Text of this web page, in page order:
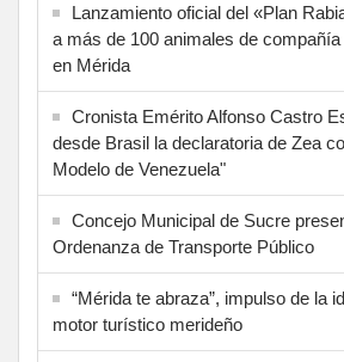
Lanzamiento oficial del «Plan
a más de 100 animales de
en Mérida
Cronista Emérito Alfonso Castro
desde Brasil la declaratoria de Zea
Modelo de Venezuela"
Concejo Municipal de Sucre
Ordenanza de Transporte Público
“Mérida te abraza”, impulso de la
motor turístico merideño